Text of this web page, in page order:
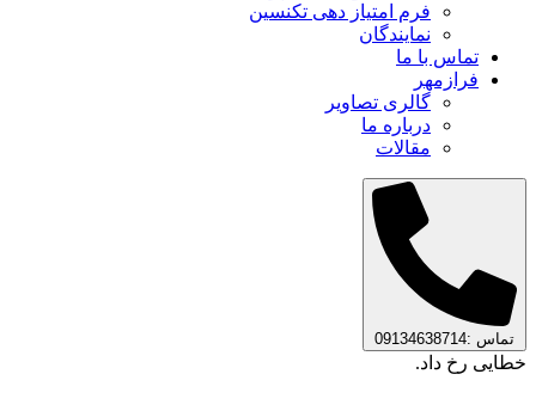
فرم امتیاز دهی تکنسین
نمایندگان
تماس با ما
فرازمهر
گالری تصاویر
درباره ما
مقالات
تماس :09134638714
خطایی رخ داد.